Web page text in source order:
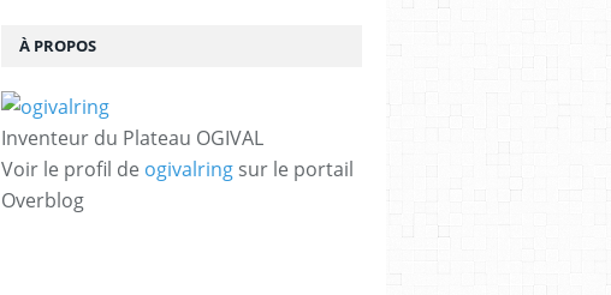
À PROPOS
Inventeur du Plateau OGIVAL
Voir le profil de ogivalring sur le portail
Overblog